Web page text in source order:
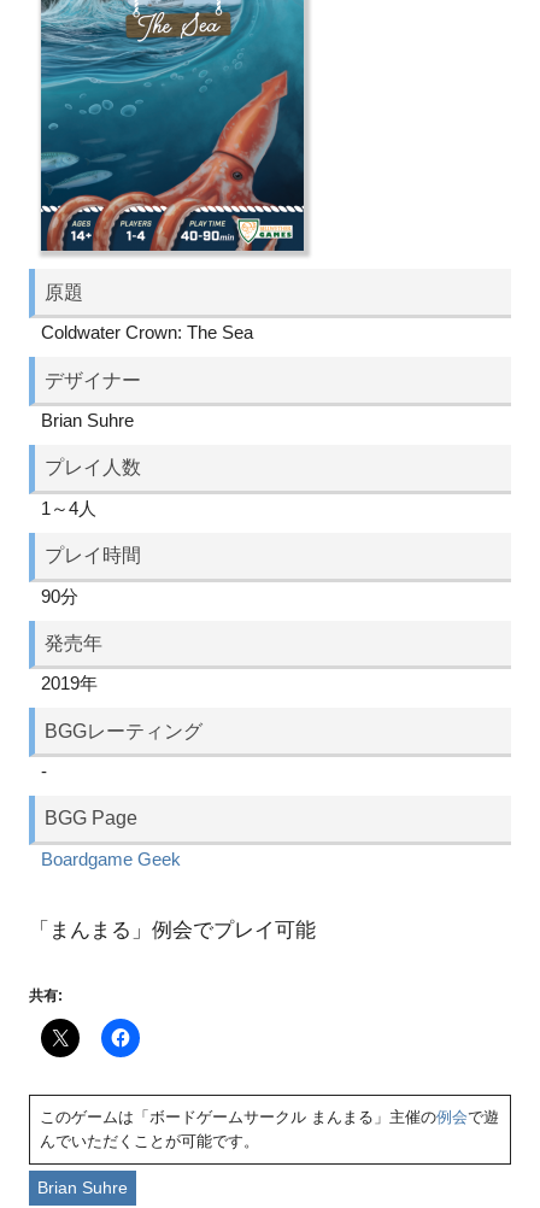
原題
Coldwater Crown: The Sea
デザイナー
Brian Suhre
プレイ人数
1～4人
プレイ時間
90分
発売年
2019年
BGGレーティング
-
BGG Page
Boardgame Geek
「まんまる」例会でプレイ可能
共有:
このゲームは「ボードゲームサークル まんまる」主催の例会で遊
んでいただくことが可能です。
Brian Suhre